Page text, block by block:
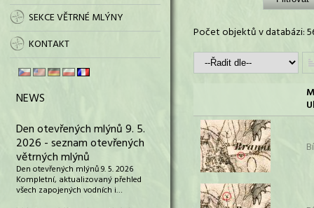
SEKCE VĚTRNÉ MLÝNY
KONTAKT
NEWS
Den otevřených mlýnů 9. 5.
2026 - seznam otevřených
větrných mlýnů
Den otevřených mlýnů 9. 5. 2026
Kompletní, aktualizovaný přehled
všech zapojených vodních i…
Počet objektů v databázi: